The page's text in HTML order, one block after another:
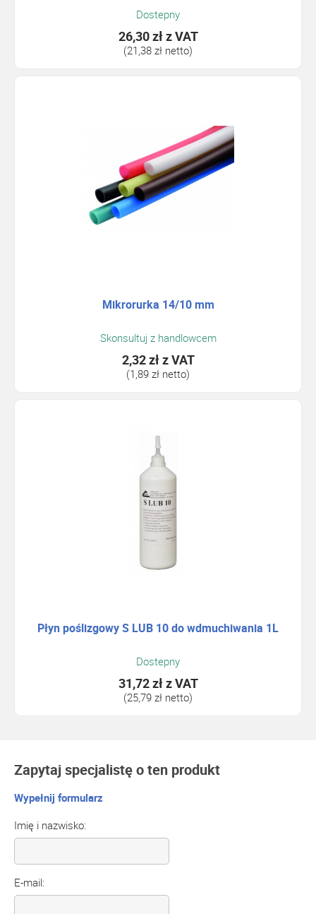
Dostepny
26,30 złz VAT
(21,38 zł netto)
Mikrorurka 14/10 mm
Skonsultuj z handlowcem
2,32 złz VAT
(1,89 zł netto)
Płyn poślizgowy S LUB 10 do wdmuchiwania 1L
Dostepny
31,72 złz VAT
(25,79 zł netto)
Zapytaj specjalistę o ten produkt
Wypełnij formularz
Imię i nazwisko:
E-mail: